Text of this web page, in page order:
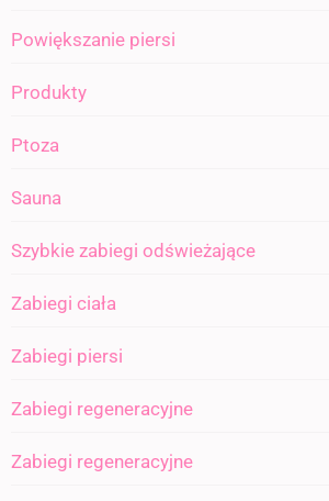
Powiększanie piersi
Produkty
Ptoza
Sauna
Szybkie zabiegi odświeżające
Zabiegi ciała
Zabiegi piersi
Zabiegi regeneracyjne
Zabiegi regeneracyjne